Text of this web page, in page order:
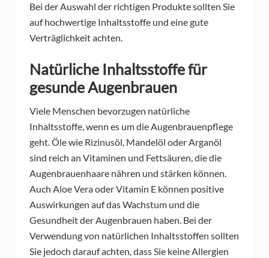
Bei der Auswahl der richtigen Produkte sollten Sie
auf hochwertige Inhaltsstoffe und eine gute
Verträglichkeit achten.
Natürliche Inhaltsstoffe für
gesunde Augenbrauen
Viele Menschen bevorzugen natürliche
Inhaltsstoffe, wenn es um die Augenbrauenpflege
geht. Öle wie Rizinusöl, Mandelöl oder Arganöl
sind reich an Vitaminen und Fettsäuren, die die
Augenbrauenhaare nähren und stärken können.
Auch Aloe Vera oder Vitamin E können positive
Auswirkungen auf das Wachstum und die
Gesundheit der Augenbrauen haben. Bei der
Verwendung von natürlichen Inhaltsstoffen sollten
Sie jedoch darauf achten, dass Sie keine Allergien